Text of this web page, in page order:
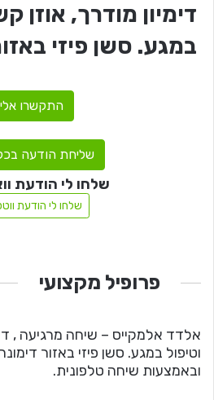
דימיון מודרך, אוזן
במגע. סשן פיזי
התקשרו אלי
שליחת הודעה
שלחו לי הודעת
שלחו לי הודעת
פרופיל מקצועי
אלדד אלמקייס – שיחה מרגיעה ,
וטיפול במגע. סשן פיזי באזור
ובאמצעות שיחה טלפונית.